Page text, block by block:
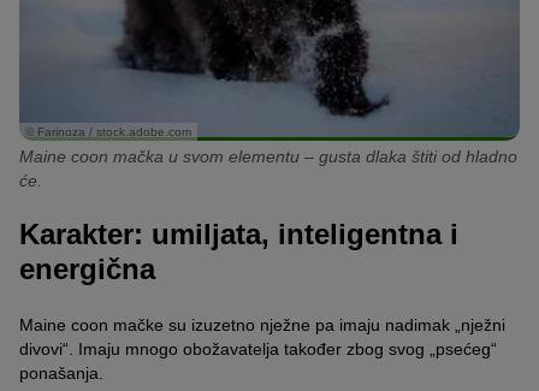
© Farinoza / stock.adobe.com
Maine coon mačka u svom elementu – gusta dlaka štiti od hladno
će.
Karakter: umiljata, inteligentna i
energična
Maine coon mačke su izuzetno nježne pa imaju nadimak „nježni
divovi“. Imaju mnogo obožavatelja također zbog svog „psećeg“
ponašanja.